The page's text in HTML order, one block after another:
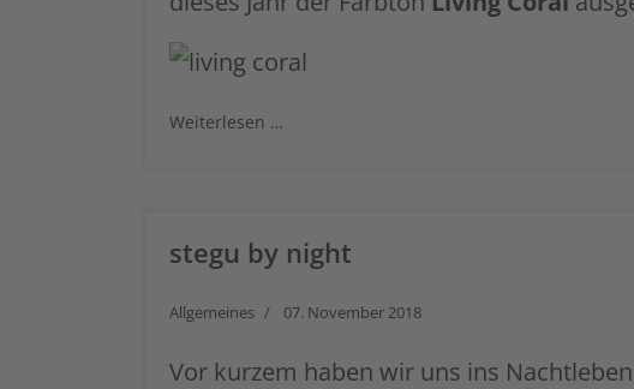
Weiterlesen …
stegu by night
Allgemeines 07. November 2018
Vor kurzem haben wir uns ins